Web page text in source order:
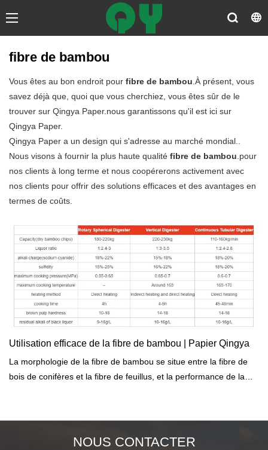
fibre de bambou
Vous êtes au bon endroit pour fibre de bambou.À présent, vous
savez déjà que, quoi que vous cherchiez, vous êtes sûr de le
trouver sur Qingya Paper.nous garantissons qu'il est ici sur
Qingya Paper.
Qingya Paper a un design qui s'adresse au marché mondial..
Nous visons à fournir la plus haute qualité fibre de bambou.pour
nos clients à long terme et nous coopérerons activement avec
nos clients pour offrir des solutions efficaces et des avantages en
termes de coûts.
Utilisation efficace de la fibre de bambou | Papier Qingya
La morphologie de la fibre de bambou se situe entre la fibre de
bois de conifères et la fibre de feuillus, et la performance de la
NOUS CONTACTER